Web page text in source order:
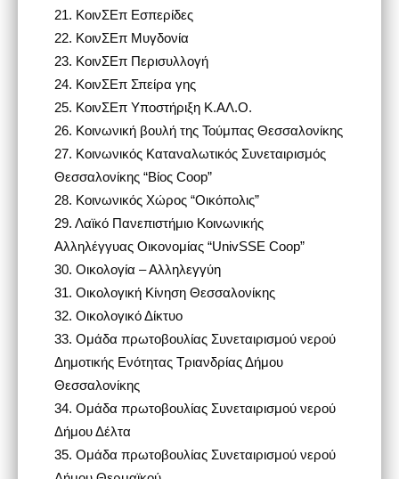
21. ΚοινΣΕπ Εσπερίδες
22. ΚοινΣΕπ Μυγδονία
23. ΚοινΣΕπ Περισυλλογή
24. ΚοινΣΕπ Σπείρα γης
25. ΚοινΣΕπ Υποστήριξη Κ.ΑΛ.Ο.
26. Κοινωνική βουλή της Τούμπας Θεσσαλονίκης
27. Κοινωνικός Καταναλωτικός Συνεταιρισμός
Θεσσαλονίκης “Βίος Coop”
28. Κοινωνικός Χώρος “Οικόπολις”
29. Λαϊκό Πανεπιστήμιο Κοινωνικής
Αλληλέγγυας Οικονομίας “UnivSSE Coop”
30. Οικολογία – Αλληλεγγύη
31. Οικολογική Κίνηση Θεσσαλονίκης
32. Οικολογικό Δίκτυο
33. Ομάδα πρωτοβουλίας Συνεταιρισμού νερού
Δημοτικής Ενότητας Τριανδρίας Δήμου
Θεσσαλονίκης
34. Ομάδα πρωτοβουλίας Συνεταιρισμού νερού
Δήμου Δέλτα
35. Ομάδα πρωτοβουλίας Συνεταιρισμού νερού